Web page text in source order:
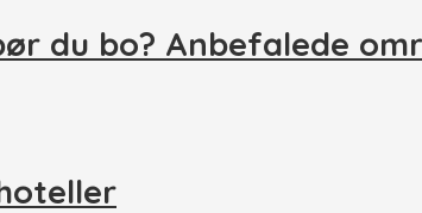
du bo? Anbefalede